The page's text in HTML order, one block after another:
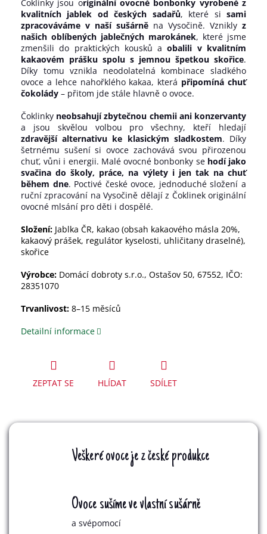
Čoklinky jsou originální ovocné bonbonky vyrobené z
kvalitních jablek od českých sadařů, které sisami
zpracováváme v naší sušárně na Vysočině. Vznikly z
našich oblíbených jablečných marokánek, které jsme
zmenšili do praktických kousků aobalili v kvalitním
kakaovém prášku spolu s jemnou špetkou skořice.
Díky tomu vznikla neodolatelná kombinace sladkého
ovoce a lehce nahořklého kakaa, která připomíná chuť
čokolády – přitom jde stále hlavně o ovoce.
Čoklinky neobsahují zbytečnou chemii ani konzervanty
a jsou skvělou volbou pro všechny, kteří hledají
zdravější alternativu ke klasickým sladkostem. Díky
šetrnému sušení si ovoce zachovává svou přirozenou
chuť, vůni i energii. Malé ovocné bonbonky se hodí jako
svačina do školy, práce, na výlety i jen tak na chuť
během dne. Poctivé české ovoce, jednoduché složení a
ruční zpracování na Vysočině dělají z Čoklinek originální
ovocné mlsání pro děti i dospělé.
Složení: Jablka ČR, kakao (obsah kakaového másla 20%,
kakaový prášek, regulátor kyselosti, uhličitany draselné),
skořice
Výrobce: Domácí dobroty s.r.o., Ostašov 50, 67552, IČO:
28351070
Trvanlivost: 8–15 měsíců
Detailní informace
ZEPTAT SE HLÍDAT SDÍLET
Veškeré ovoce je z české produkce
Ovoce sušíme ve vlastní sušárně
a svépomocí